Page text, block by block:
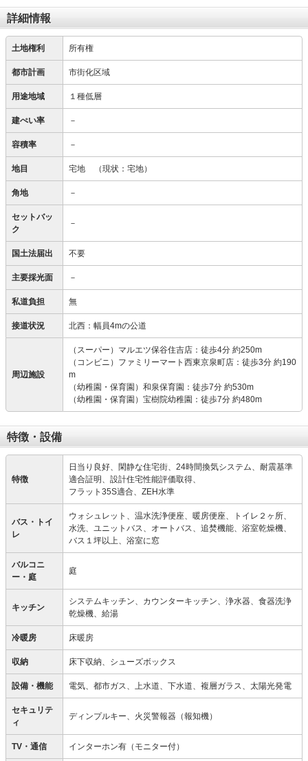
詳細情報
土地権利 所有権
都市計画 市街化区域
用途地域 １種低層
建ぺい率 －
容積率 －
地目 宅地 （現状：宅地）
角地 －
セットバッ
ク
－
国土法届出 不要
主要採光面 －
私道負担 無
接道状況 北西：幅員4mの公道
周辺施設
（スーパー）マルエツ保谷住吉店：徒歩4分 約250m
（コンビニ）ファミリーマート西東京泉町店：徒歩3分 約190
m
（幼稚園・保育園）和泉保育園：徒歩7分 約530m
（幼稚園・保育園）宝樹院幼稚園：徒歩7分 約480m
特徴・設備
特徴
日当り良好、閑静な住宅街、24時間換気システム、耐震基準
適合証明、設計住宅性能評価取得、
フラット35S適合、ZEH水準
バス・トイ
レ
ウォシュレット、温水洗浄便座、暖房便座、トイレ２ヶ所、
水洗、ユニットバス、オートバス、追焚機能、浴室乾燥機、
バス１坪以上、浴室に窓
バルコニ
ー・庭
庭
キッチン
システムキッチン、カウンターキッチン、浄水器、食器洗浄
乾燥機、給湯
冷暖房 床暖房
収納 床下収納、シューズボックス
設備・機能 電気、都市ガス、上水道、下水道、複層ガラス、太陽光発電
セキュリテ
ィ
ディンプルキー、火災警報器（報知機）
TV・通信 インターホン有（モニター付）